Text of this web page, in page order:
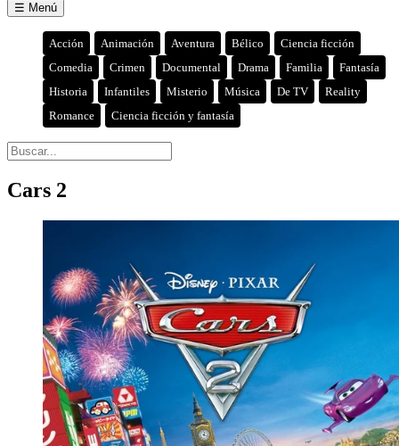
☰ Menú
Acción Animación Aventura Bélico
Ciencia ficción
Comedia
Crimen Documental Drama Familia
Fantasía
Historia
Infantiles Misterio Música De TV
Reality
Romance
Ciencia ficción y fantasía
Cars 2